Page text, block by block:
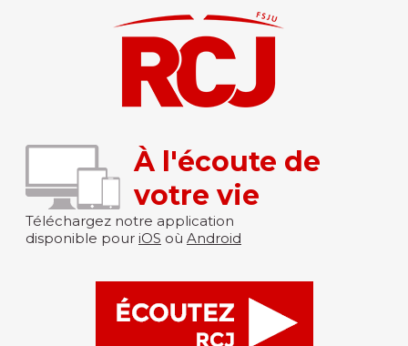
À l'écoute de
votre vie
Téléchargez notre application
disponible pour iOS où Android